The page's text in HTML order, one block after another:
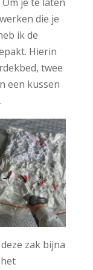
die je
ik de
Hierin
twee
een kussen
zak bijna